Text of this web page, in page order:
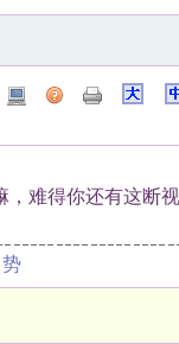
，难得你还有这断